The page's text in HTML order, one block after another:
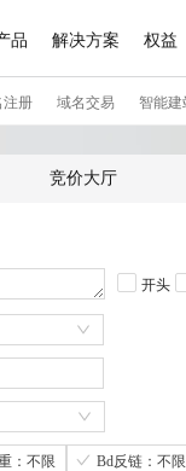
竞价大厅
开头
：不限 Bd反链：不限